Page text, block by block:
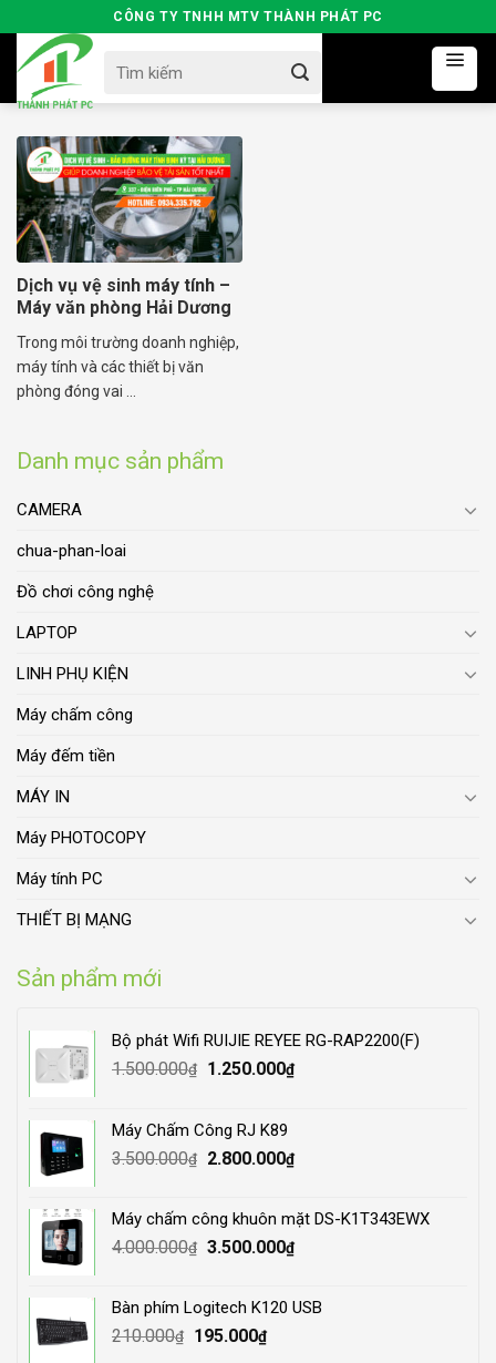
to
content
CÔNG TY TNHH MTV THÀNH PHÁT PC
for:
Danh mục sản phẩm
CAMERA
chua-phan-loai
Đồ chơi công nghệ
LAPTOP
LINH PHỤ KIỆN
Máy chấm công
Máy đếm tiền
MÁY IN
Máy PHOTOCOPY
Máy tính PC
THIẾT BỊ MẠNG
Sản phẩm mới
Bộ phát Wifi RUIJIE REYEE RG-RAP2200(F)
1.500.000₫
Original
1.500.000₫.
1.250.000₫Current
Máy Chấm Công RJ K89
3.500.000₫
Original
3.500.000₫.
2.800.000₫Current
2.800.000₫.
Máy chấm công khuôn mặt DS-K1T343EWX
4.000.000₫ Original
4.000.000₫.
3.500.000₫Current
3.500.000₫.
Bàn phím Logitech K120 USB
210.000₫
Original
195.000₫Current
Dịch vụ vệ sinh máy tính –
Máy văn phòng Hải Dương
Trong môi trường doanh nghiệp,
máy tính và các thiết bị văn
phòng đóng vai ...